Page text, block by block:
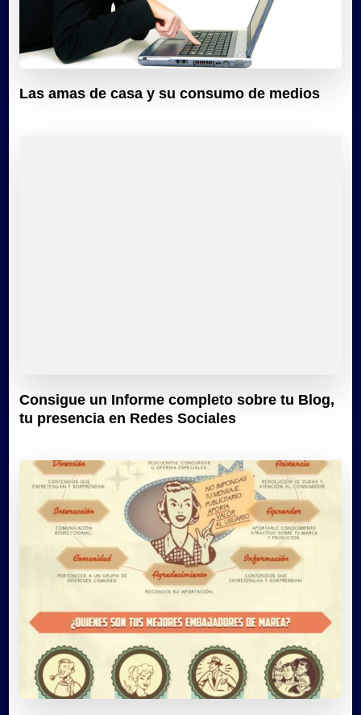
Las amas de casa y su consumo de medios
Consigue un Informe completo sobre tu Blog,
tu presencia en Redes Sociales